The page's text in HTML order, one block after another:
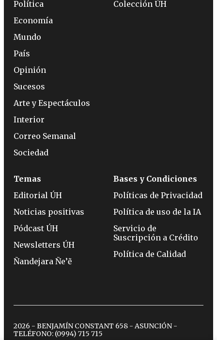
Política
Economía
Mundo
País
Opinión
Sucesos
Arte y Espectáculos
Interior
Correo Semanal
Sociedad
Colección ÚH
Temas
Editorial ÚH
Noticias positivas
Pódcast ÚH
Newsletters ÚH
Ñandejara Ñe’ẽ
Bases y Condiciones
Políticas de Privacidad
Política de uso de la IA
Servicio de
Suscripción a Crédito
Política de Calidad
2026 - BENJAMÍN CONSTANT 658 - ASUNCIÓN -
TELÉFONO: (0994) 715 715